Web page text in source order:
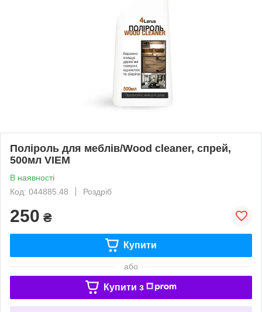
Поліроль для меблів/Wood cleaner, спрей,
500мл VIEM
В наявності
Код: 044885.48
Роздріб
250 ₴
Купити
або
Купити з